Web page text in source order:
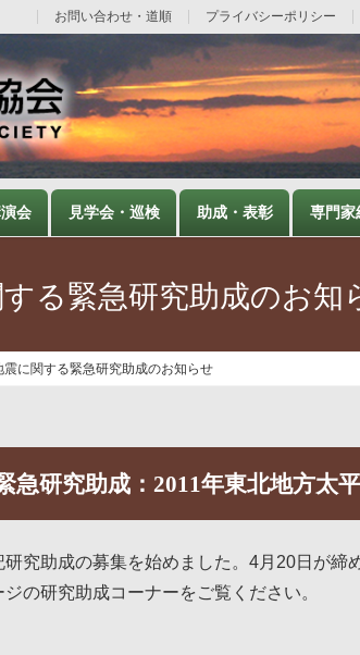
お問い合わせ・道順 プライバシーポリシー
会 見学会・巡検 助成・表彰 専門家
る緊急研究助成のお知
に関する緊急研究助成のお知らせ
急研究助成：2011年東北地方太
研究助成の募集を始めました。4月20日が締
ジの研究助成コーナーをご覧ください。